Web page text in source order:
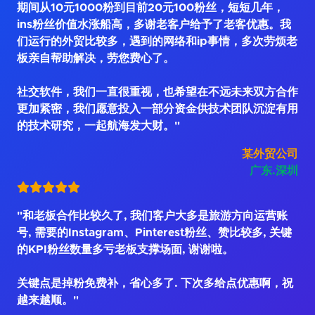
期间从10元1000粉到目前20元100粉丝，短短几年，
ins粉丝价值水涨船高，多谢老客户给予了老客优惠。我
们运行的外贸比较多，遇到的网络和ip事情，多次劳烦老
板亲自帮助解决，劳您费心了。
社交软件，我们一直很重视，也希望在不远未来双方合作
更加紧密，我们愿意投入一部分资金供技术团队沉淀有用
的技术研究，一起航海发大财。"
某外贸公司
广东.深圳
"和老板合作比较久了, 我们客户大多是旅游方向运营账
号, 需要的Instagram、Pinterest粉丝、赞比较多, 关键
的KPI粉丝数量多亏老板支撑场面, 谢谢啦。
关键点是掉粉免费补，省心多了. 下次多给点优惠啊，祝
越来越顺。"